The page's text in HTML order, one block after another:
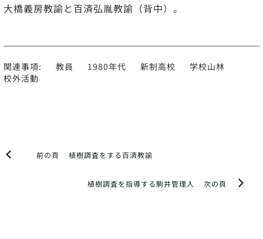
大橋義房教諭と百済弘胤教諭（背中）。
関連事項: 教員 1980年代 新制高校
学校山林
校外活動
前の頁 植樹調査をする百済教諭
次の頁
植樹調査を指導する駒井管理人